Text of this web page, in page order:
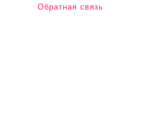
Обратная связь